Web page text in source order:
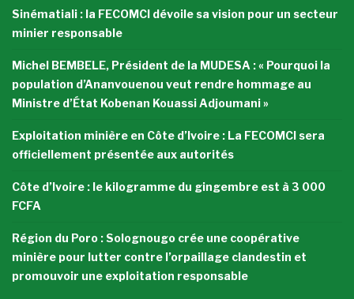
Sinématiali : la FECOMCI dévoile sa vision pour un secteur
minier responsable
Michel BEMBELE, Président de la MUDESA : « Pourquoi la
population d’Ananvouenou veut rendre hommage au
Ministre d’État Kobenan Kouassi Adjoumani »
Exploitation minière en Côte d’Ivoire : La FECOMCI sera
officiellement présentée aux autorités
Côte d’Ivoire : le kilogramme du gingembre est à 3 000
FCFA
Région du Poro : Solognougo crée une coopérative
minière pour lutter contre l’orpaillage clandestin et
promouvoir une exploitation responsable